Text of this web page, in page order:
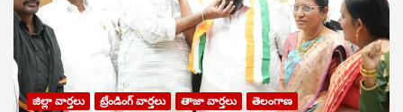
జిల్లా వార్తలు ట్రేండింగ్ వార్తలు తాజా వార్తలు తెలంగాణ